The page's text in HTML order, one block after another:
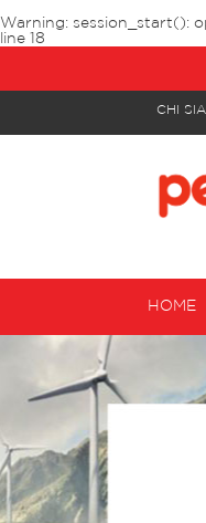
Warning: session_start():
line 18
CHI
HOME